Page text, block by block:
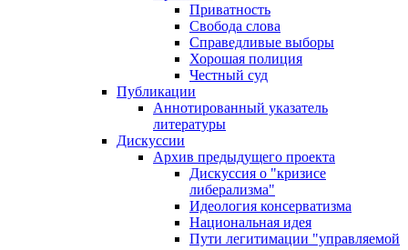
Приватность
Свобода слова
Справедливые выборы
Хорошая полиция
Честный суд
Публикации
Аннотированный указатель
литературы
Дискуссии
Архив предыдущего проекта
Дискуссия о "кризисе
либерализма"
Идеология консерватизма
Национальная идея
Пути легитимации "управляемой